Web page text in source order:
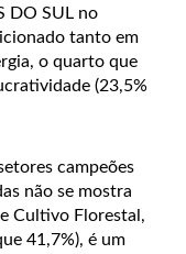
DO SUL no
tanto em
o quarto que
(23,5%
campeões
não se mostra
Cultivo Florestal,
41,7%), é um